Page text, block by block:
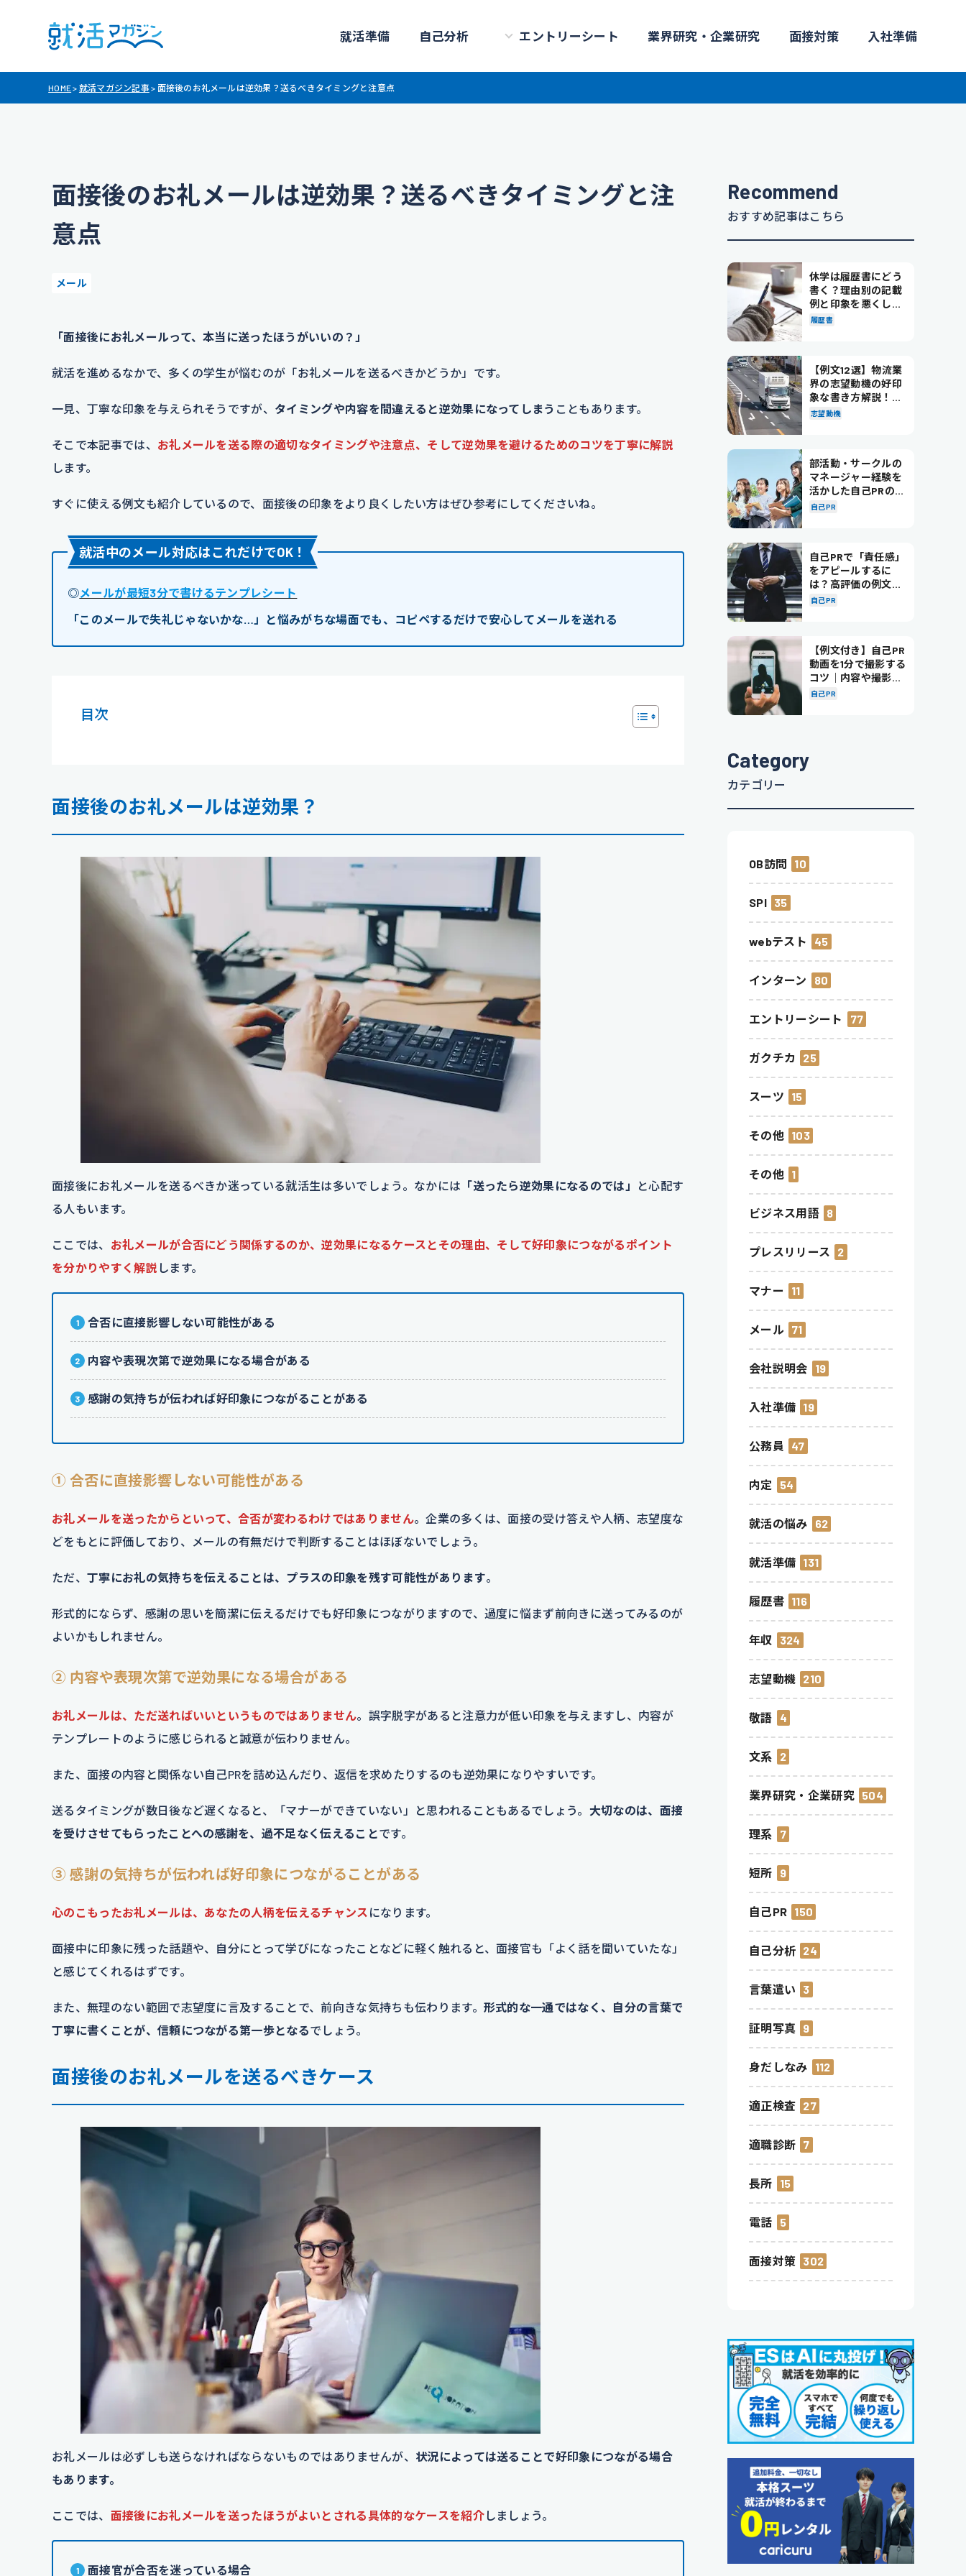
就活準備 自己分析 エントリーシート 業界研究・企業研究 面接対策 入社準備
HOME> 就活マガジン記事 > 面接後のお礼メールは逆効果？送るべきタイミングと注意点
面接後のお礼メールは逆効果？送るべきタイミングと注
意点
メール
「面接後にお礼メールって、本当に送ったほうがいいの？」
就活を進めるなかで、多くの学生が悩むのが「お礼メールを送るべきかどうか」です。
一見、丁寧な印象を与えられそうですが、 タイミングや内容を間違えると逆効果になってしまう こともあります。
そこで本記事では、 お礼メールを送る際の適切なタイミングや注意点、そして逆効果を避けるためのコツを丁寧に解説
します。
すぐに使える例文も紹介しているので、面接後の印象をより良くしたい方はぜひ参考にしてくださいね。
就活中のメール対応はこれだけでOK！
◎メールが最短3分で書けるテンプレシート
「このメールで失礼じゃないかな…」と悩みがちな場面でも、コピペするだけで安心してメールを送れる
目次
面接後のお礼メールは逆効果？
面接後にお礼メールを送るべきか迷っている就活生は多いでしょう。なかには 「送ったら逆効果になるのでは」
と心配す
る人もいます。
ここでは、 お礼メールが合否にどう関係するのか、逆効果になるケースとその理由、そして好印象につながるポイント
を分かりやすく解説 します。
合否に直接影響しない可能性がある
内容や表現次第で逆効果になる場合がある
感謝の気持ちが伝われば好印象につながることがある
① 合否に直接影響しない可能性がある
お礼メールを送ったからといって、合否が変わるわけではありません。企業の多くは、面接の受け答えや人柄、志望度な
どをもとに評価しており、メールの有無だけで判断することはほぼないでしょう。
ただ、 丁寧にお礼の気持ちを伝えることは、プラスの印象を残す可能性があります。
形式的にならず、感謝の思いを簡潔に伝えるだけでも好印象につながりますので、過度に悩まず前向きに送ってみるのが
よいかもしれません。
② 内容や表現次第で逆効果になる場合がある
お礼メールは、ただ送ればいいというものではありません。誤字脱字があると注意力が低い印象を与えますし、内容が
テンプレートのように感じられると誠意が伝わりません。
また、面接の内容と関係ない自己PRを詰め込んだり、返信を求めたりするのも逆効果になりやすいです。
送るタイミングが数日後など遅くなると、「マナーができていない」と思われることもあるでしょう。 大切なのは、面接
を受けさせてもらったことへの感謝を、過不足なく伝えることです。
③ 感謝の気持ちが伝われば好印象につながることがある
心のこもったお礼メールは、あなたの人柄を伝えるチャンス になります。
面接中に印象に残った話題や、自分にとって学びになったことなどに軽く触れると、面接官も「よく話を聞いていたな」
と感じてくれるはずです。
また、無理のない範囲で志望度に言及することで、前向きな気持ちも伝わります。 形式的な一通ではなく、自分の言葉で
丁寧に書くことが、信頼につながる第一歩となるでしょう。
面接後のお礼メールを送るべきケース
お礼メールは必ずしも送らなければならないものではありませんが、 状況によっては送ることで好印象につながる場合
もあります。
ここでは、 面接後にお礼メールを送ったほうがよいとされる具体的なケースを紹介しましょう。
面接官が合否を迷っている場合
Recommend
おすすめ記事はこちら
休学は履歴書にどう
書く？理由別の記載
例と印象を悪くしな
い書き方を解説
履歴書
【例文12選】物流業
界の志望動機の好印
象な書き方解説！パ
ターン別の例文も紹
志望動機
部活動・サークルの
マネージャー経験を
活かした自己PRの書
き方を徹底解説！
自己PR
自己PRで「責任感」
をアピールするに
は？高評価の例文も
紹介！
自己PR
【例文付き】自己PR
動画を1分で撮影する
コツ｜内容や撮影の
ポイントも解説
自己PR
Category
カテゴリー
OB訪問 10
SPI 35
webテスト 45
インターン 80
エントリーシート 77
ガクチカ 25
スーツ 15
その他 103
その他 1
ビジネス用語 8
プレスリリース 2
マナー 11
メール 71
会社説明会 19
入社準備 19
公務員 47
内定 54
就活の悩み 62
就活準備 131
履歴書 116
年収 324
志望動機 210
敬語 4
文系 2
業界研究・企業研究 504
理系 7
短所 9
自己PR 150
自己分析 24
言葉遣い 3
証明写真 9
身だしなみ 112
適正検査 27
適職診断 7
長所 15
電話 5
面接対策 302